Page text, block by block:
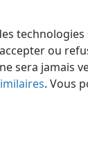
ou
sera jamais
. Vous
de